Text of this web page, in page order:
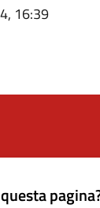
16:39